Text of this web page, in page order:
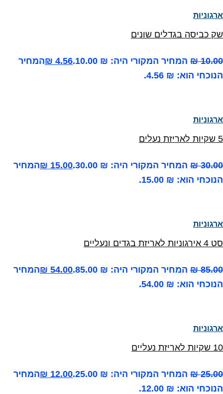
ארגוניות
שק כביסה בגדלים שונים
₪10.00 המחיר המקורי היה: ₪ 10.00. ₪ 4.56
המחיר
הנוכחי הוא: ₪ 4.56.
ארגוניות
5 שקיות לאריזת נעלים
₪30.00 המחיר המקורי היה: ₪ 30.00. ₪ 15.00
המחיר
הנוכחי הוא: ₪ 15.00.
ארגוניות
סט 4 אירגוניות לאריזת בגדים ונעליים
₪85.00 המחיר המקורי היה: ₪ 85.00. ₪ 54.00
המחיר
הנוכחי הוא: ₪ 54.00.
ארגוניות
10 שקיות לאריזת נעליים
₪25.00 המחיר המקורי היה: ₪ 25.00. ₪ 12.00
המחיר
הנוכחי הוא: ₪ 12.00.